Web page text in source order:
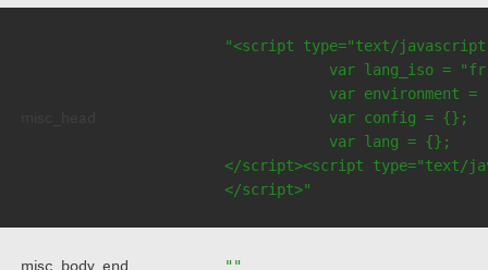
"<script type="text/
var lang_iso =
var environment =
            var config = {};
            var lang = {};
</script><script type="text/
</script>"
misc_body_end ""